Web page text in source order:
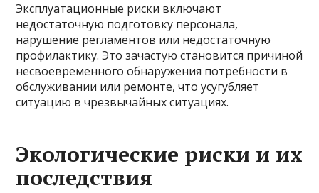
Эксплуатационные риски включают
недостаточную подготовку персонала,
нарушение регламентов или недостаточную
профилактику. Это зачастую становится причиной
несвоевременного обнаружения потребности в
обслуживании или ремонте, что усугубляет
ситуацию в чрезвычайных ситуациях.
Экологические риски и их
последствия